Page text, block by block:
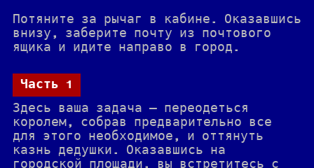
Потяните за рычаг в кабине. Оказавшись
внизу, заберите почту из почтового
ящика и идите направо в город.
Часть 1
Здесь ваша задача — переодеться
королем, собрав предварительно все
для этого необходимое, и оттянуть
казнь дедушки. Оказавшись на
городской площади, вы встретитесь с